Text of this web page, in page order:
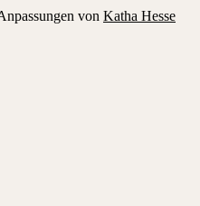
von Katha Hesse